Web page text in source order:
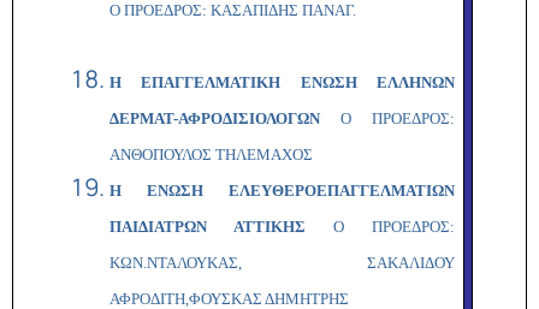
Ο ΠΡΟΕΔΡΟΣ: ΚΑΣΑΠΙΔΗΣ ΠΑΝΑΓ.
Η ΕΠΑΓΓΕΛΜΑΤΙΚΗ ΕΝΩΣΗ ΕΛΛΗΝΩΝ
ΔΕΡΜΑΤ-ΑΦΡΟΔΙΣΙΟΛΟΓΩΝ Ο ΠΡΟΕΔΡΟΣ:
ΑΝΘΟΠΟΥΛΟΣ ΤΗΛΕΜΑΧΟΣ
Η ΕΝΩΣΗ ΕΛΕΥΘΕΡΟΕΠΑΓΓΕΛΜΑΤΙΩΝ
ΠΑΙΔΙΑΤΡΩΝ ΑΤΤΙΚΗΣ Ο
ΠΡΟΕΔΡΟΣ:
ΚΩΝ.ΝΤΑΛΟΥΚΑΣ, ΣΑΚΑΛΙΔΟΥ
ΑΦΡΟΔΙΤΗ,ΦΟΥΣΚΑΣ ΔΗΜΗΤΡΗΣ